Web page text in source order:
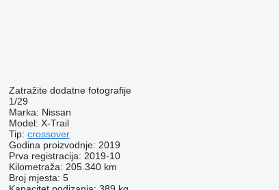
Zatražite dodatne fotografije
1/29
Marka: Nissan
Model: X-Trail
Tip: crossover
Godina proizvodnje: 2019
Prva registracija: 2019-10
Kilometraža: 205.340 km
Broj mjesta: 5